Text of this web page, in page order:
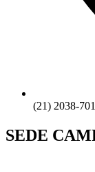
(21) 2038-
SEDE